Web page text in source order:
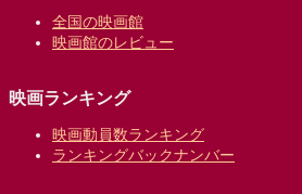
全国の映画館
映画館のレビュー
映画ランキング
映画動員数ランキング
ランキングバックナンバー